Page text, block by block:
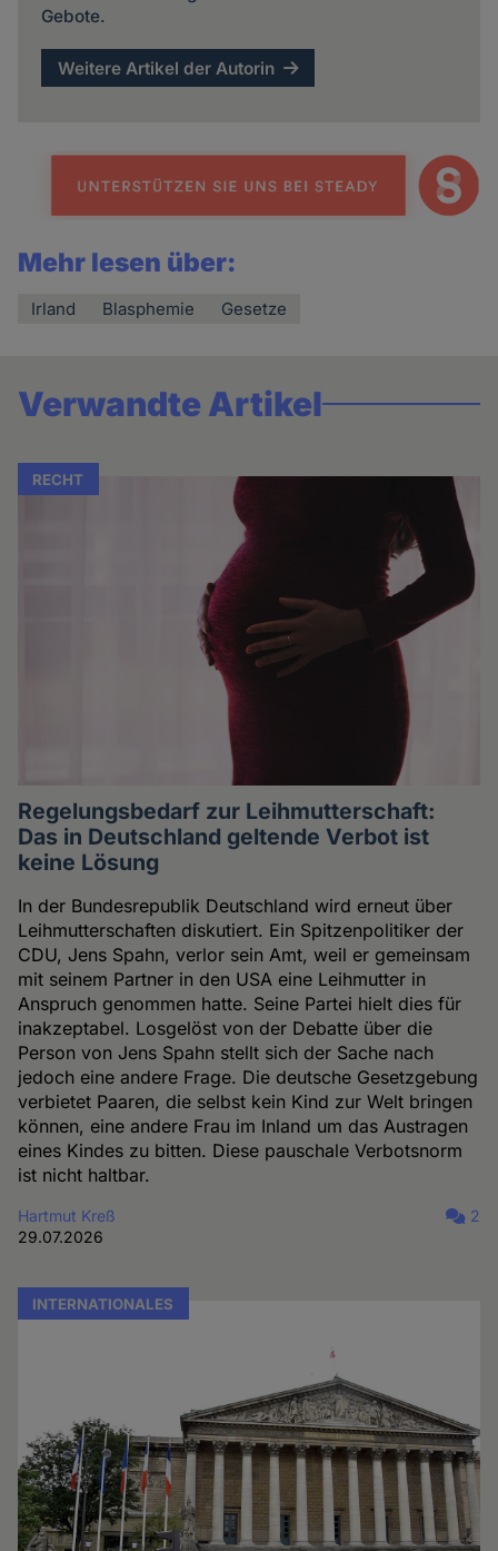
Gebote.
Weitere Artikel der Autorin
Mehr lesen über:
Irland Blasphemie Gesetze
Verwandte Artikel
RECHT
Regelungsbedarf zur Leihmutterschaft:
Das in Deutschland geltende Verbot ist
keine Lösung
In der Bundesrepublik Deutschland wird erneut über
Leihmutterschaften diskutiert. Ein Spitzenpolitiker der
CDU, Jens Spahn, verlor sein Amt, weil er gemeinsam
mit seinem Partner in den USA eine Leihmutter in
Anspruch genommen hatte. Seine Partei hielt dies für
inakzeptabel. Losgelöst von der Debatte über die
Person von Jens Spahn stellt sich der Sache nach
jedoch eine andere Frage. Die deutsche Gesetzgebung
verbietet Paaren, die selbst kein Kind zur Welt bringen
können, eine andere Frau im Inland um das Austragen
eines Kindes zu bitten. Diese pauschale Verbotsnorm
ist nicht haltbar.
Hartmut Kreß
29.07.2026
2
INTERNATIONALES